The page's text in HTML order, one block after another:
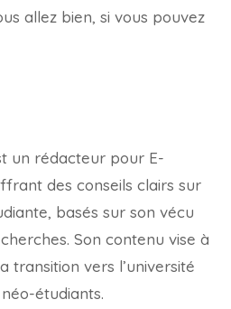
allez bien, si vous pouvez
un rédacteur pour E-
des conseils clairs sur
basés sur son vécu
Son contenu vise à
transition vers l’université
étudiants.